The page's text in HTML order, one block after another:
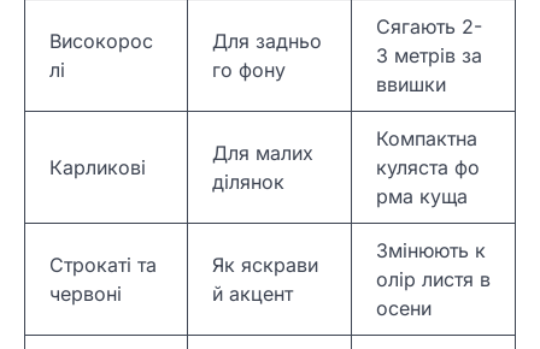
Високорос
лі
Для задньо
го фону
Сягають 2-
3 метрів за
ввишки
Карликові
Для малих
ділянок
Компактна
куляста фо
рма куща
Строкаті та
червоні
Як яскрави
й акцент
Змінюють к
олір листя в
осени